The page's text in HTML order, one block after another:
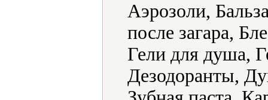
Аэрозоли,
после загара,
Гели для душа,
Дезодоранты,